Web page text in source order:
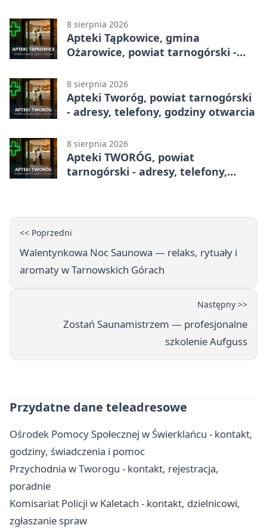
8 sierpnia 2026
Apteki Tąpkowice, gmina
Ożarowice, powiat tarnogórski -
8 sierpnia 2026
Apteki Tworóg, powiat tarnogórski
- adresy, telefony, godziny otwarcia
8 sierpnia 2026
Apteki TWORÓG, powiat
tarnogórski - adresy, telefony,
<< Poprzedni
Walentynkowa Noc Saunowa — relaks, rytuały i
aromaty w Tarnowskich Górach
Następny >>
Zostań Saunamistrzem — profesjonalne
szkolenie Aufguss
Przydatne dane teleadresowe
Ośrodek Pomocy Społecznej w Świerklańcu - kontakt,
godziny, świadczenia i pomoc
Przychodnia w Tworogu - kontakt, rejestracja,
poradnie
Komisariat Policji w Kaletach - kontakt, dzielnicowi,
zgłaszanie spraw